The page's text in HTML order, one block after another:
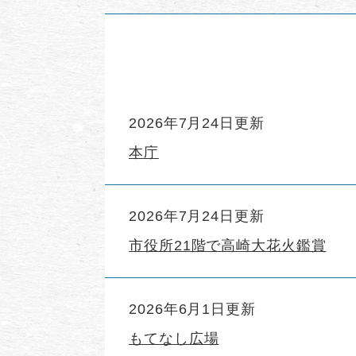
2026年7月24日更新
本庁
2026年7月24日更新
市役所21階で高崎大花火鑑賞
2026年6月1日更新
もてなし広場